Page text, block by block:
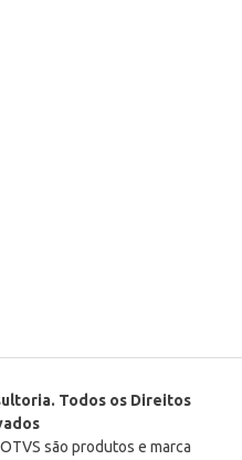
Todos os Direitos
são produtos e marca